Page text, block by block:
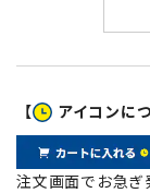
【 アイコンに
注文画面でお急ぎ